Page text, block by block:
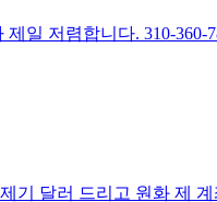
일 저렴합니다. 310-360-
기 달러 드리고 원화 제